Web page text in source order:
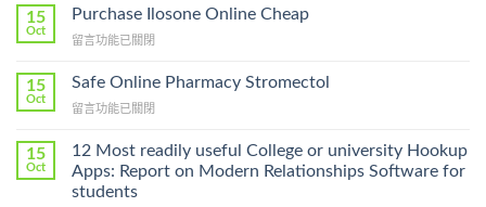
To
Lamisil
A
Prescription〉
15
Oct
Purchase Ilosone Online Cheap
在
Ilosone
Cheap〉
留言功能已關閉
15
Oct
Safe Online Pharmacy Stromectol
在
Online
Pharmacy
Stromectol〉
中
留言功能已關閉
15
Oct
12 Most readily useful College or university Hookup
Apps: Report on Modern Relationships Software for
students